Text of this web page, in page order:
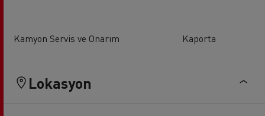
Kamyon Servis ve Onarım Kaporta
Lokasyon